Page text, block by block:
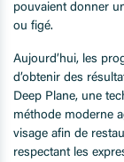
pouvaient donner
ou figé.
Aujourd’hui, les
d’obtenir des
Deep Plane, une
méthode moderne
visage afin de
respectant les